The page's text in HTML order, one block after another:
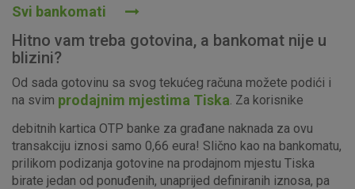
Svi bankomati
Hitno vam treba gotovina, a bankomat nije u
blizini?
Od sada gotovinu sa svog tekućeg računa možete podići i
na svim prodajnim mjestima Tiska . Za korisnike
debitnih kartica OTP banke za građane naknada za ovu
transakciju iznosi samo 0,66 eura! Slično kao na bankomatu,
prilikom podizanja gotovine na prodajnom mjestu Tiska
birate jedan od ponuđenih, unaprijed definiranih iznosa, pa
Ovi kolačići nužni su za funkcioniranje internetske stranice i
postavljaju kao odgovor na vaše radnje koje uključuju zahtjev
za uslugama, kao što su postavke kolačića. Svoj preglednik
o njima, ali u tom slučaju neki dijelovi stranice neće raditi. Ti
kolačići ne pohranjuju nikakve informacije koje bi vas mogle
identificirati.